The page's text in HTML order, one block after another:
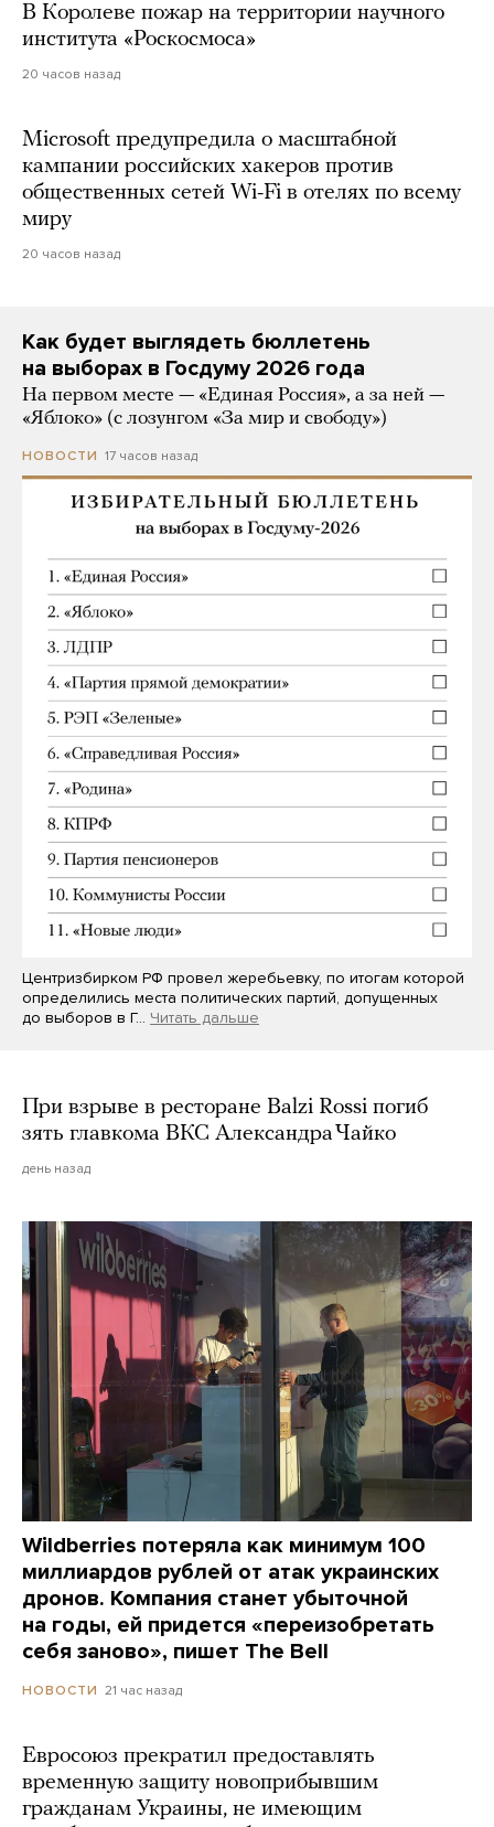
В Королеве пожар на территории научного
института «Роскосмоса»
20 часов назад
Microsoft предупредила о масштабной
кампании российских хакеров против
общественных сетей Wi-Fi в отелях по всему
миру
20 часов назад
Как будет выглядеть бюллетень
на выборах в Госдуму 2026 года
На первом месте — «Единая Россия», а за ней —
«Яблоко» (с лозунгом «За мир и свободу»)
НОВОСТИ 17 часов назад
Центризбирком РФ провел жеребьевку, по итогам которой
определились места политических партий, допущенных
до выборов в Г… Читать дальше
При взрыве в ресторане Balzi Rossi погиб
зять главкома ВКС Александра Чайко
день назад
Wildberries потеряла как минимум 100
миллиардов рублей от атак украинских
дронов. Компания станет убыточной
на годы, ей придется «переизобретать
себя заново», пишет The Bell
НОВОСТИ 21 час назад
Евросоюз прекратил предоставлять
временную защиту новоприбывшим
гражданам Украины, не имеющим